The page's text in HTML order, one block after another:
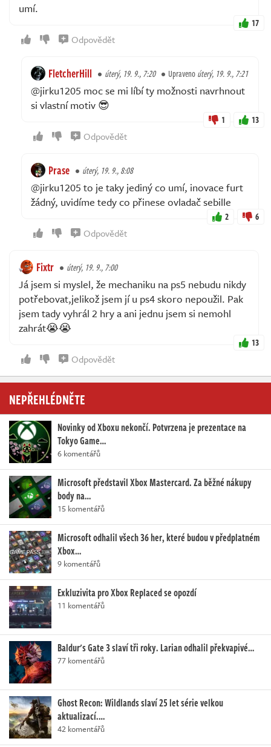
umí.
17
Odpovědět
FletcherHill úterý, 19. 9., 7:20 Upravenoúterý, 19. 9., 7:21
@jirku1205 moc se mi líbí ty možnosti navrhnout
si vlastní motiv 😎
1 13
Odpovědět
Prase úterý, 19. 9., 8:08
@jirku1205 to je taky jediný co umí, inovace furt
žádný, uvidíme tedy co přinese ovladač sebille
2 6
Odpovědět
Fixtr úterý, 19. 9., 7:00
Já jsem si myslel, že mechaniku na ps5 nebudu nikdy
potřebovat,jelikož jsem jí u ps4 skoro nepoužil. Pak
jsem tady vyhrál 2 hry a ani jednu jsem si nemohl
zahrát😭😭
13
Odpovědět
NEPŘEHLÉDNĚTE
Novinky od Xboxu nekončí. Potvrzena je prezentace na
Tokyo Game…
6 komentářů
Microsoft představil Xbox Mastercard. Za běžné nákupy
body na…
15 komentářů
Microsoft odhalil všech 36 her, které budou v předplatném
Xbox…
9 komentářů
Exkluzivita pro Xbox Replaced se opozdí
11 komentářů
Baldur's Gate 3 slaví tři roky. Larian odhalil překvapivé…
77 komentářů
Ghost Recon: Wildlands slaví 25 let série velkou
aktualizací.…
42 komentářů